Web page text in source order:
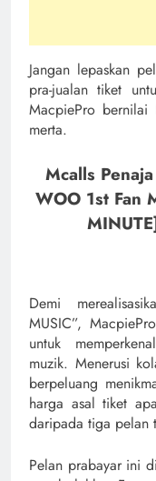
Jangan lepaskan
pra-jualan tiket
MacpiePro bernilai
merta.
Mcalls
WOO 1st Fan
Demi
MUSIC”,
untuk
muzik. Menerusi
berpeluang
harga asal tiket
daripada tiga pelan
Pelan prabayar ini